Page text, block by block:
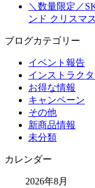
＼数量限定／
ンド クリスマ
ブログカテゴリー
イベント報告
インストラク
お得な情報
キャンペーン
その他
新商品情報
未分類
カレンダー
2026年8月